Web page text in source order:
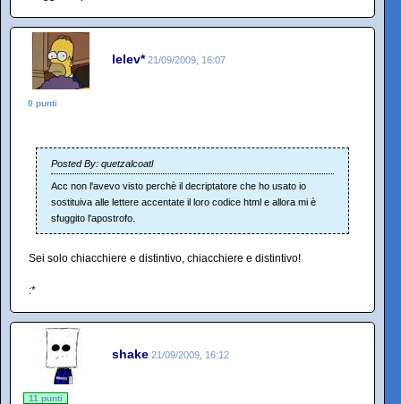
lelev* 21/09/2009, 16:07
0 punti
Posted By: quetzalcoatl
Acc non l'avevo visto perchè il decriptatore che ho usato io
sostituiva alle lettere accentate il loro codice html e allora mi è
sfuggito l'apostrofo.
Sei solo chiacchiere e distintivo, chiacchiere e distintivo!
:*
shake 21/09/2009, 16:12
11 punti